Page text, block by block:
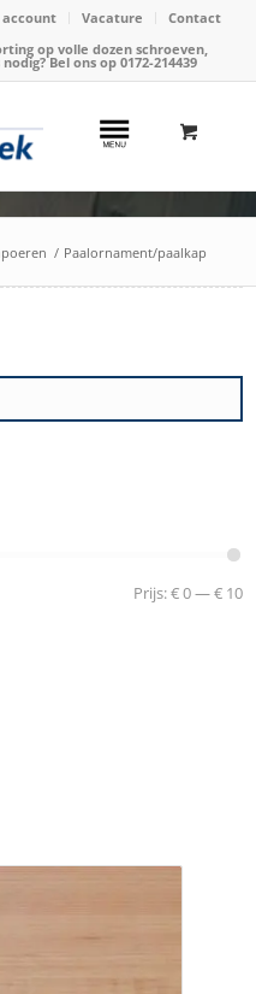
account Vacature
Contact
op volle dozen schroeven,
Bel ons op 0172-214439
/ Paalornament/paalkap
Prijs:€ 0—€ 10